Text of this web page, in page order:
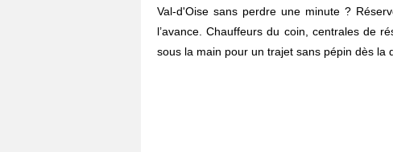
Val-d'Oise sans perdre une minute ?
l’avance. Chauffeurs du coin, centrales de
sous la main pour un trajet sans pépin dès la